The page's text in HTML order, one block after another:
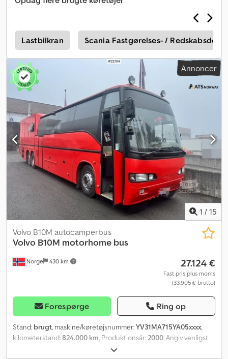
6, 469 HK Indvendigt kamera Toilet Stikkontakt ved hver anden
plads TV Codpfx Aezqnrmelisrf Kaffemaskine 2 indstigningsdøre
Radio/CD Klimaanlæg Service og vedligeholdelse udført internt
Video tilgængelig Straks tilgængelig Beskrivelse: Volvo 9700
turistbus fra 2014. Straks leveringsklar. Euro 6-motor med 469 HK. I
alt 59 siddepladser med stikkontakter ved hver anden plads. Km:
826000 HK: 469 Syn: Ja EU-godkendt til: 30.06.2026 Egenvægt:
16900 kg Totalvægt: 24750 kg Nyttelast: 7775 kg Bredde: 255 cm
Længde: 1483 cm Euro: 6 Model: 9700 6x2 Turbuss – 59 sæder –
Euro 6 Gearkasse: Automat Antal sæder: 59 = Yderligere
oplysninger = Anvendelsesområde: Godstransport Kontakt ATS
Norway for yderligere oplysninger.
Lastbilkran Scania Fastgørelses- / Redskabsdel /
Annoncer
1 / 15
Norge 430 km
Volvo B10M autocamperbus
Volvo B10M motorhome bus
27.124 €
Fast pris plus moms
(33.905 € brutto)
Forespørge Ring op
Stand: brugt, maskine/køretøjsnummer:YV31MA715YA05xxxx,
kilometerstand:824.000 km , Produktionsår: 2000 , Angiv venligst
referencenummer ved forespørgsel: 22794 Specifikationer: